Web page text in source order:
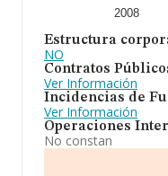
2008
Estructura
NO
Contratos
Ver Información
Incidencias de
Ver Información
Operaciones
No constan